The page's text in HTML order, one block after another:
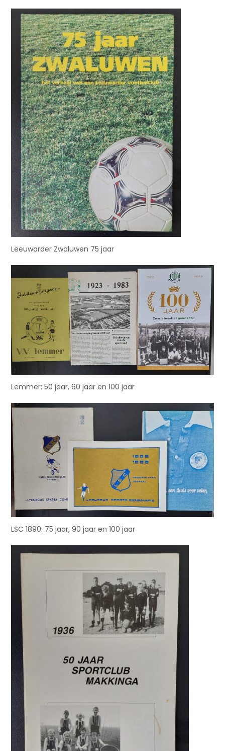
Leeuwarder Zwaluwen 75 jaar
Lemmer: 50 jaar, 60 jaar en 100 jaar
LSC 1890: 75 jaar, 90 jaar en 100 jaar